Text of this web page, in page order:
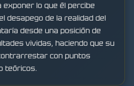
lo que él percibe
desapego de la realidad del
desde una posición de
vividas, haciendo que su
con puntos
teóricos.